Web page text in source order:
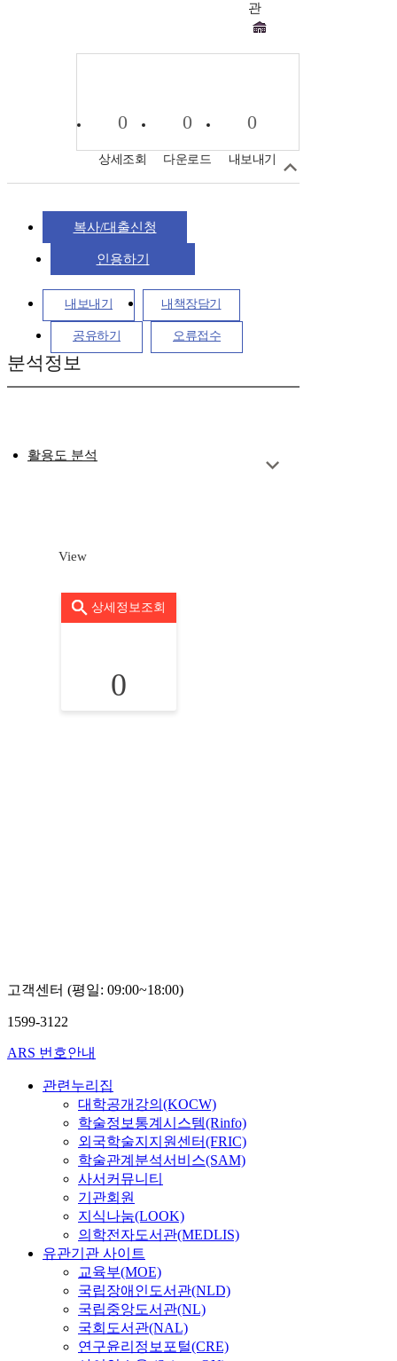
관
0
상세조회
0
다운로드
0
내보내기
복사/대출신청
인용하기
내보내기 내책장담기
공유하기 오류접수
분석정보
활용도 분석
View
상세정보조회
0
고객센터 (평일: 09:00~18:00)
1599-3122
ARS 번호안내
관련누리집
대학공개강의(KOCW)
학술정보통계시스템(Rinfo)
외국학술지지원센터(FRIC)
학술관계분석서비스(SAM)
사서커뮤니티
기관회원
지식나눔(LOOK)
의학전자도서관(MEDLIS)
유관기관 사이트
교육부(MOE)
국립장애인도서관(NLD)
국립중앙도서관(NL)
국회도서관(NAL)
연구윤리정보포털(CRE)